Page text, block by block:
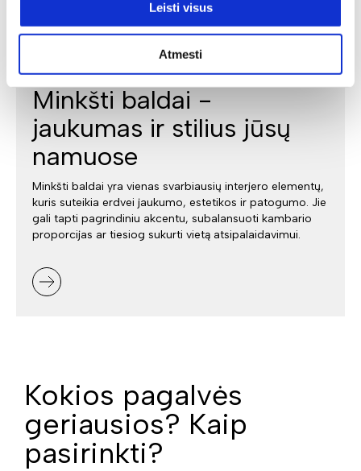
Leisti visus
Atmesti
Minkšti baldai -
jaukumas ir stilius jūsų
namuose
Minkšti baldai yra vienas svarbiausių interjero elementų,
kuris suteikia erdvei jaukumo, estetikos ir patogumo. Jie
gali tapti pagrindiniu akcentu, subalansuoti kambario
proporcijas ar tiesiog sukurti vietą atsipalaidavimui.
Kokios pagalvės
geriausios? Kaip
pasirinkti?